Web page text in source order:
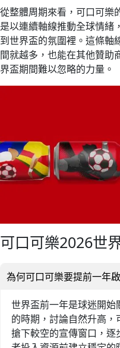
從整體周期來看，可口可樂
是以連續軸線推動全球情緒
到世界盃的氛圍裡。這條軸
間就越多，也能在其他贊助
界盃期間難以忽略的力量。
可口可樂2026世
為何可口可樂要提前一年
世界盃前一年是球迷開
的時期，討論自然升高
搶下較空的宣傳窗口，